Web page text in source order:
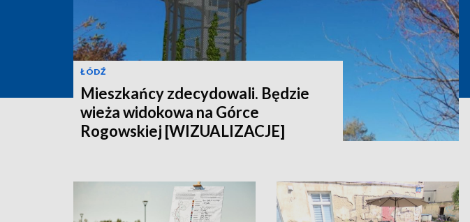
ŁÓDŹ
Mieszkańcy zdecydowali. Będzie
wieża widokowa na Górce
Rogowskiej [WIZUALIZACJE]